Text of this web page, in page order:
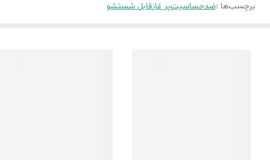
برچسب‌ها :ضدحساسیتپر غازقابل شستشو